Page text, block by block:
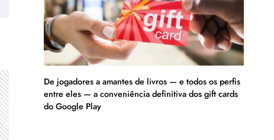
De jogadores a amantes de livros — e todos os perfis
entre eles — a conveniência definitiva dos gift cards
do Google Play